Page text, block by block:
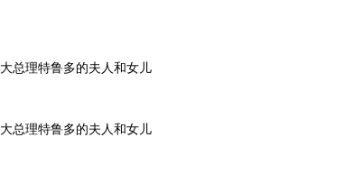
总理特鲁多的夫人和女儿
总理特鲁多的夫人和女儿